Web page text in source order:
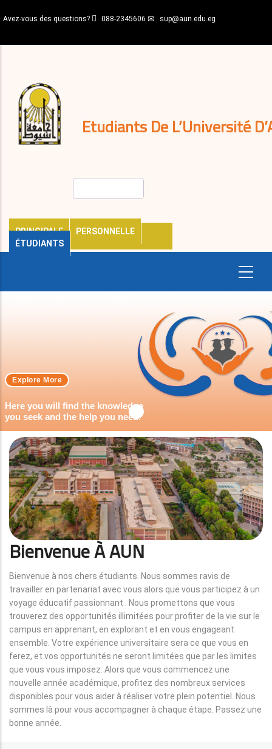
au
principal
Avez-vous des questions? 088-2345606 sup@aun.edu.eg
Etudiants De L’Université
PRINCIPALE
PERSONNELLE
ÉTUDIANTS
décisions
Expatriés
Journal
Here you will find the knowledge
you seek and the help you need.
Explore More
Bienvenue À AUN
Bienvenue à nos chers étudiants. Nous sommes ravis de
travailler en partenariat avec vous alors que vous participez à un
voyage éducatif passionnant . Nous promettons que vous
trouverez des opportunités illimitées pour profiter de la vie sur le
campus en apprenant, en explorant et en vous engageant
ensemble. Votre expérience universitaire sera ce que vous en
ferez, et vos opportunités ne seront limitées que par les limites
que vous vous imposez. Alors que vous commencez une
nouvelle année académique, profitez des nombreux services
disponibles pour vous aider à réaliser votre plein potentiel. Nous
sommes là pour vous accompagner à chaque étape. Passez une
bonne année.